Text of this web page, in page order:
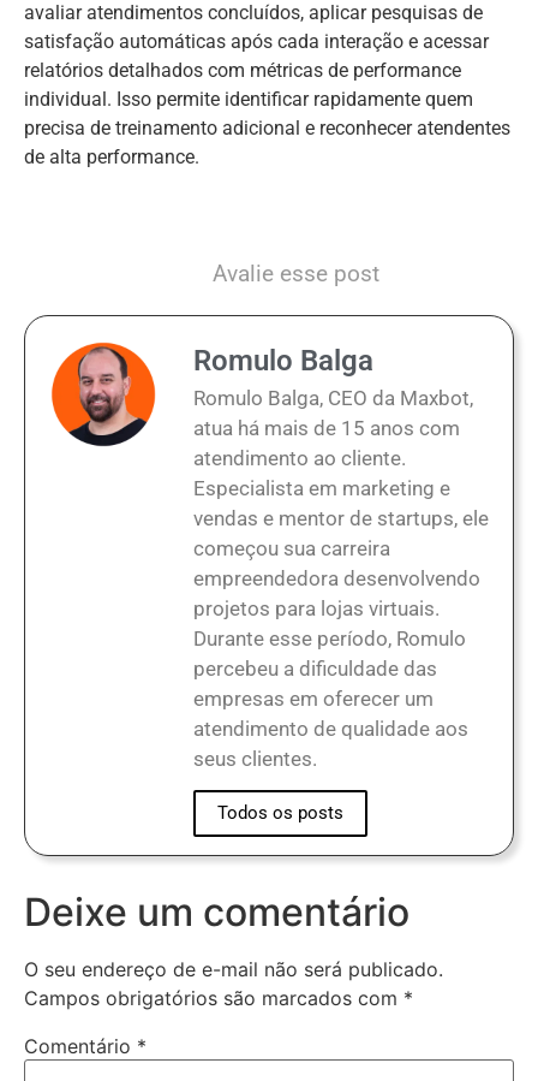
avaliar atendimentos concluídos, aplicar pesquisas de
satisfação automáticas após cada interação e acessar
relatórios detalhados com métricas de performance
individual. Isso permite identificar rapidamente quem
precisa de treinamento adicional e reconhecer atendentes
de alta performance.
Avalie esse post
Romulo Balga
Romulo Balga, CEO da Maxbot,
atua há mais de 15 anos com
atendimento ao cliente.
Especialista em marketing e
vendas e mentor de startups, ele
começou sua carreira
empreendedora desenvolvendo
projetos para lojas virtuais.
Durante esse período, Romulo
percebeu a dificuldade das
empresas em oferecer um
atendimento de qualidade aos
seus clientes.
Todos os posts
Deixe um comentário
O seu endereço de e-mail não será publicado.
Campos obrigatórios são marcados com *
Comentário *